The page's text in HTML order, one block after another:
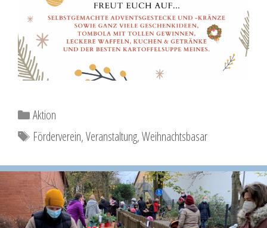
Kategorien
Aktion
Schlagwörter
Förderverein,Veranstaltung,Weihnachtsbasar